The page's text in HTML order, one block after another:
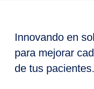
Innovando en
para mejorar
de tus pacientes.